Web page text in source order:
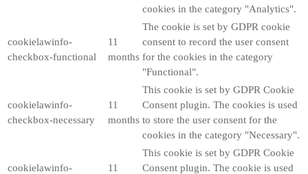
cookies in the category "Analytics".
cookielawinfo-
checkbox-functional
11
months
The cookie is set by GDPR cookie
consent to record the user consent
for the cookies in the category
"Functional".
cookielawinfo-
checkbox-necessary
11
months
This cookie is set by GDPR Cookie
Consent plugin. The cookies is used
to store the user consent for the
cookies in the category "Necessary".
cookielawinfo-
11
This cookie is set by GDPR Cookie
Consent plugin. The cookie is used